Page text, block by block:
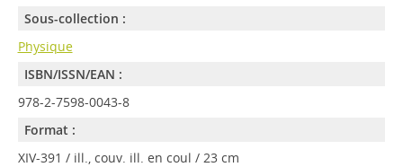
Sous-collection :
Physique
ISBN/ISSN/EAN :
978-2-7598-0043-8
Format :
XIV-391 / ill., couv. ill. en coul / 23 cm